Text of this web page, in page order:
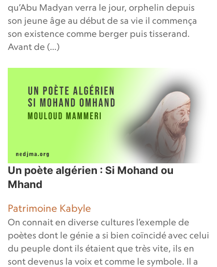
qu’Abu Madyan verra le jour, orphelin depuis
son jeune âge au début de sa vie il commença
son existence comme berger puis tisserand.
Avant de (…)
Un poète algérien : Si Mohand ou
Mhand
Patrimoine Kabyle
On connait en diverse cultures l’exemple de
poètes dont le génie a si bien coïncidé avec celui
du peuple dont ils étaient que très vite, ils en
sont devenus la voix et comme le symbole. Il a